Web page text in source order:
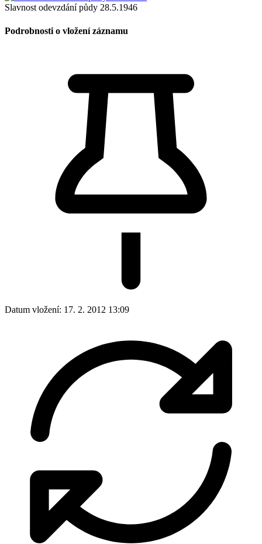
Slavnost odevzdání půdy 28.5.1946
Podrobnosti o vložení záznamu
Datum vložení: 17. 2. 2012 13:09